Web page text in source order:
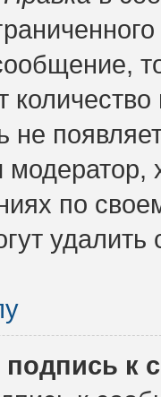
не
по
подпись к